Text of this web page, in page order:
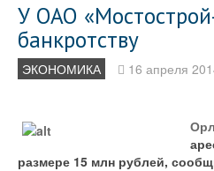
У ОАО
банкротству
ЭКОНОМИКА 16 апреля
размере 15 млн рублей,